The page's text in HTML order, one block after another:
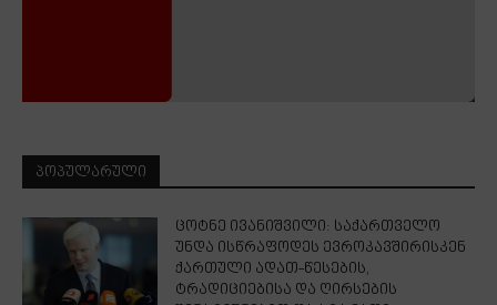
ᲞᲝᲞᲣᲚᲐᲠᲣᲚᲘ
ცოტნე ივანიშვილი: საქართველო
უნდა ისწრაფოდეს ევროკავშირისკენ
ქართული ადათ-წესების,
ტრადიციებისა და ღირსების